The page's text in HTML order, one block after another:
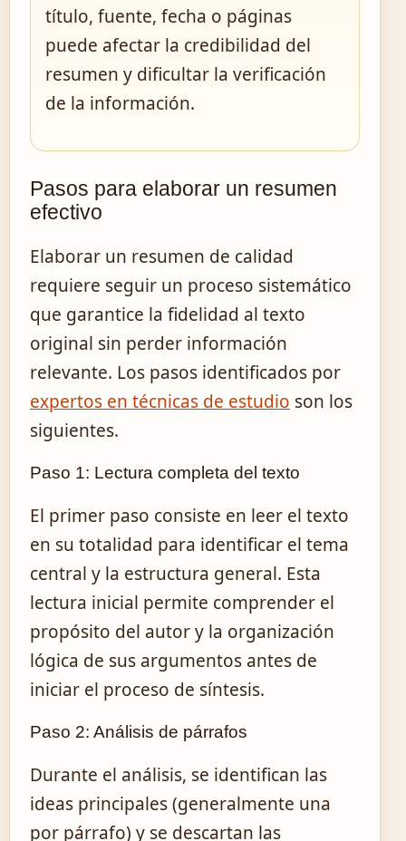
título, fuente, fecha o páginas
puede afectar la credibilidad del
resumen y dificultar la verificación
de la información.
Pasos para elaborar un resumen
efectivo
Elaborar un resumen de calidad
requiere seguir un proceso sistemático
que garantice la fidelidad al texto
original sin perder información
relevante. Los pasos identificados por
expertos en técnicas de estudio son los
siguientes.
Paso 1: Lectura completa del texto
El primer paso consiste en leer el texto
en su totalidad para identificar el tema
central y la estructura general. Esta
lectura inicial permite comprender el
propósito del autor y la organización
lógica de sus argumentos antes de
iniciar el proceso de síntesis.
Paso 2: Análisis de párrafos
Durante el análisis, se identifican las
ideas principales (generalmente una
por párrafo) y se descartan las